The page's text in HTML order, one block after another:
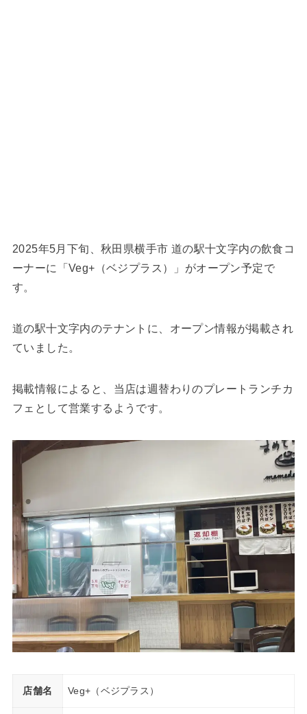
2025年5月下旬、秋田県横手市 道の駅十文字内の飲食コ
ーナーに「Veg+（ベジプラス）」がオープン予定で
す。
道の駅十文字内のテナントに、オープン情報が掲載され
ていました。
掲載情報によると、当店は週替わりのプレートランチカ
フェとして営業するようです。
店舗名 Veg+（ベジプラス）